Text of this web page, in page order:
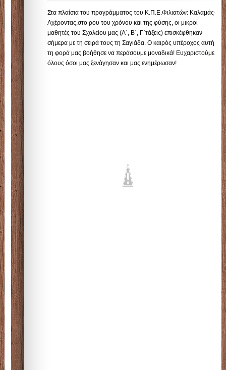
Στα πλαίσια του προγράμματος του Κ.Π.Ε.Φιλιατών: Καλαμάς-
Αχέροντας,στο ρου του χρόνου και της φύσης, οι μικροί
μαθητές του Σχολείου μας (Α΄, Β΄, Γ΄τάξεις) επισκέφθηκαν
σήμερα με τη σειρά τους τη Σαγιάδα. Ο καιρός υπέροχος αυτή
τη φορά μας βοήθησε να περάσουμε μοναδικά! Ευχαριστούμε
όλους όσοι μας ξενάγησαν και μας ενημέρωσαν!